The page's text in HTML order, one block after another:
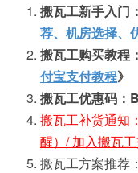
搬瓦工新手入门
荐、机房选择、
搬瓦工购买教程
付宝支付教程》
搬瓦工优惠码：
搬瓦工补货通知
醒）/ 加入搬瓦
搬瓦工方案推荐